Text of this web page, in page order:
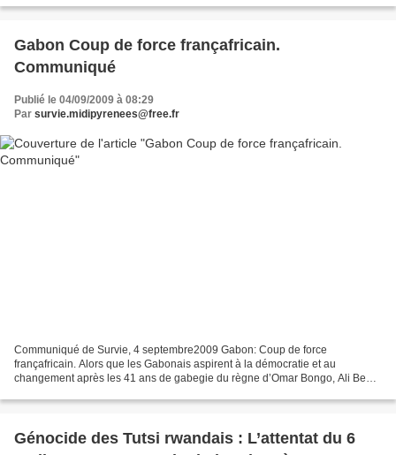
Gabon Coup de force françafricain.
Communiqué
Publié le 04/09/2009 à 08:29
Par survie.midipyrenees@free.fr
Communiqué de Survie, 4 septembre2009 Gabon: Coup de force
françafricain. Alors que les Gabonais aspirent à la démocratie et au
changement après les 41 ans de gabegie du règne d’Omar Bongo, Ali Ben
Génocide des Tutsi rwandais : L’attentat du 6